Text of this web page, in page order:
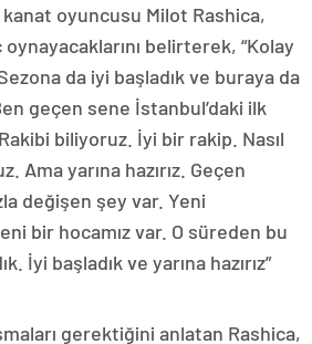
kanat oyuncusu Milot Rashica,
belirterek, “Kolay
da iyi başladık ve buraya da
geçen sene İstanbul’daki ilk
biliyoruz. İyi bir rakip. Nasıl
Ama yarına hazırız. Geçen
değişen şey var. Yeni
bir hocamız var. O süreden bu
İyi başladık ve yarına hazırız”
gerektiğini anlatan Rashica,